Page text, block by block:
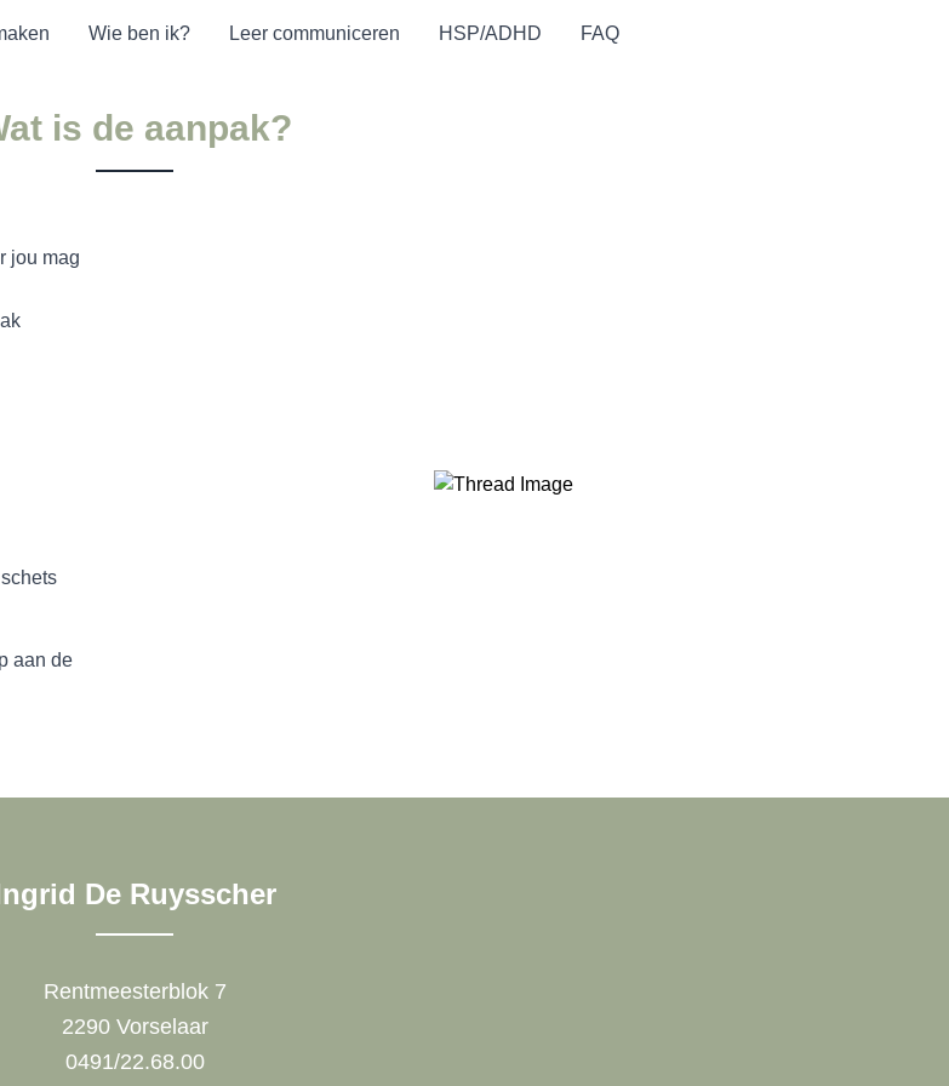
Wie ben ik? Leer communiceren HSP/ADHD FAQ
is de aanpak?
jou mag
aan de
De Ruysscher
Rentmeesterblok 7
2290 Vorselaar
0491/22.68.00